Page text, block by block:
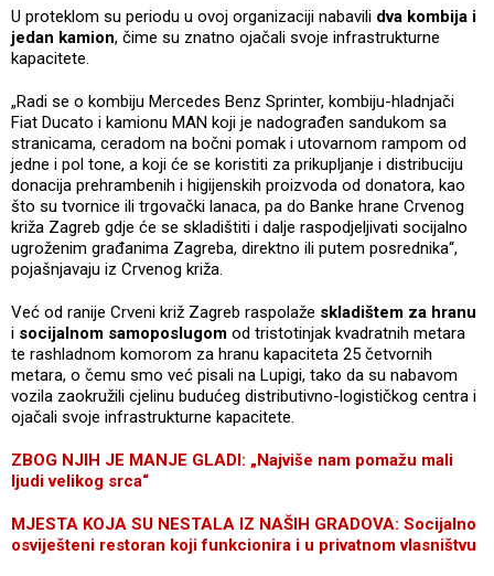
U proteklom su periodu u ovoj organizaciji nabavili dva kombija i
jedan kamion, čime su znatno ojačali svoje infrastrukturne
kapacitete.
„Radi se o kombiju Mercedes Benz Sprinter, kombiju-hladnjači
Fiat Ducato i kamionu MAN koji je nadograđen sandukom sa
stranicama, ceradom na bočni pomak i utovarnom rampom od
jedne i pol tone, a koji će se koristiti za prikupljanje i distribuciju
donacija prehrambenih i higijenskih proizvoda od donatora, kao
što su tvornice ili trgovački lanaca, pa do Banke hrane Crvenog
križa Zagreb gdje će se skladištiti i dalje raspodjeljivati socijalno
ugroženim građanima Zagreba, direktno ili putem posrednika“,
pojašnjavaju iz Crvenog križa.
Već od ranije Crveni križ Zagreb raspolaže skladištem za hranu
i socijalnom samoposlugom od tristotinjak kvadratnih metara
te rashladnom komorom za hranu kapaciteta 25 četvornih
metara, o čemu smo već pisali na Lupigi, tako da su nabavom
vozila zaokružili cjelinu budućeg distributivno-logističkog centra i
ojačali svoje infrastrukturne kapacitete.
ZBOG NJIH JE MANJE GLADI: „Najviše nam pomažu mali
ljudi velikog srca“
MJESTA KOJA SU NESTALA IZ NAŠIH GRADOVA: Socijalno
osviješteni restoran koji funkcionira i u privatnom vlasništvu